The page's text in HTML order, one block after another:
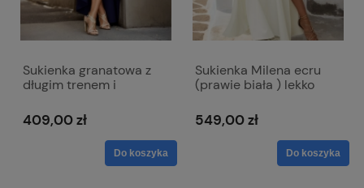
Sukienka granatowa z
długim trenem i
Selena
409,00 zł
Do koszyka
Sukienka Milena ecru
(prawie biała ) lekko
549,00 zł
Do koszyka